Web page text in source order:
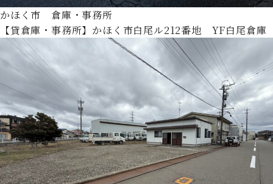
かほく市 倉庫・事務所
【貸倉庫・事務所】かほく市白尾ル212番地 YF白尾倉庫